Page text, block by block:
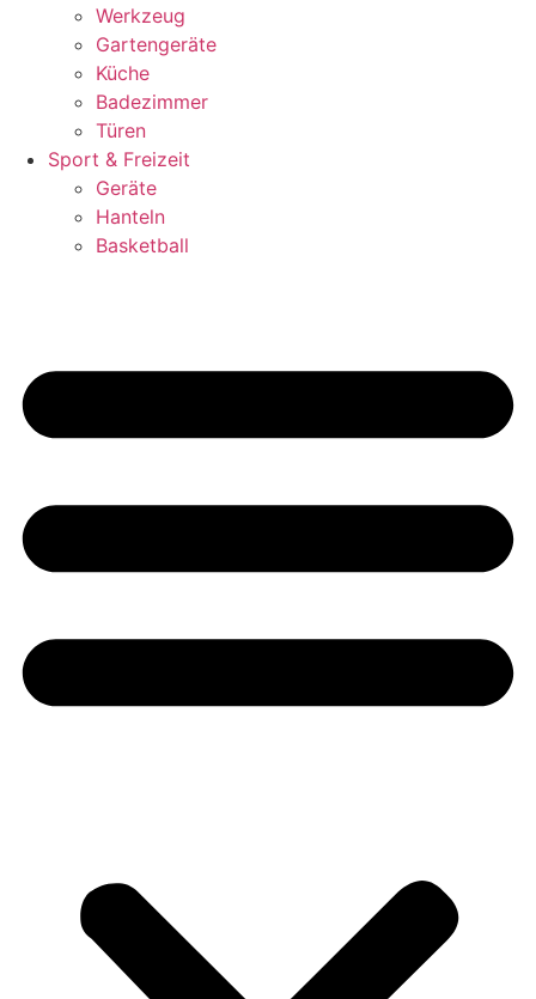
Werkzeug
Gartengeräte
Küche
Badezimmer
Türen
Sport & Freizeit
Geräte
Hanteln
Basketball